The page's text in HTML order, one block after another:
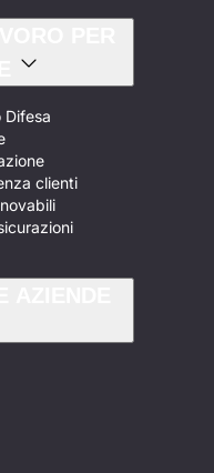
Difesa
clienti